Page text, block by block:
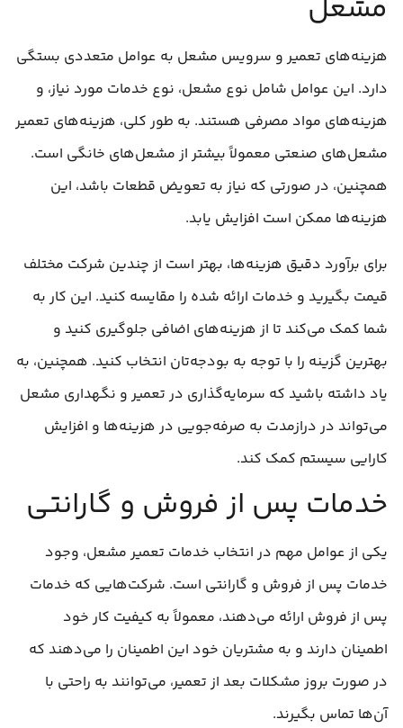
مشعل
هزینه‌های تعمیر و سرویس مشعل به عوامل متعددی بستگی
دارد. این عوامل شامل نوع مشعل، نوع خدمات مورد نیاز، و
هزینه‌های مواد مصرفی هستند. به طور کلی، هزینه‌های تعمیر
مشعل‌های صنعتی معمولاً بیشتر از مشعل‌های خانگی است.
همچنین، در صورتی که نیاز به تعویض قطعات باشد، این
هزینه‌ها ممکن است افزایش یابد.
برای برآورد دقیق هزینه‌ها، بهتر است از چندین شرکت مختلف
قیمت بگیرید و خدمات ارائه شده را مقایسه کنید. این کار به
شما کمک می‌کند تا از هزینه‌های اضافی جلوگیری کنید و
بهترین گزینه را با توجه به بودجه‌تان انتخاب کنید. همچنین، به
یاد داشته باشید که سرمایه‌گذاری در تعمیر و نگهداری مشعل
می‌تواند در درازمدت به صرفه‌جویی در هزینه‌ها و افزایش
کارایی سیستم کمک کند.
خدمات پس از فروش و گارانتی
یکی از عوامل مهم در انتخاب خدمات تعمیر مشعل، وجود
خدمات پس از فروش و گارانتی است. شرکت‌هایی که خدمات
پس از فروش ارائه می‌دهند، معمولاً به کیفیت کار خود
اطمینان دارند و به مشتریان خود این اطمینان را می‌دهند که
در صورت بروز مشکلات بعد از تعمیر، می‌توانند به راحتی با
آن‌ها تماس بگیرند.